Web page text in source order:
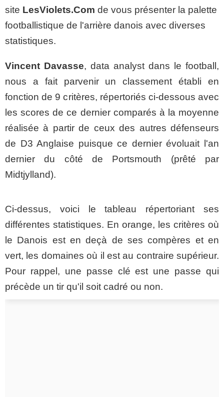
site LesViolets.Com de vous présenter la palette
footballistique de l'arrière danois avec diverses
statistiques.
Vincent Davasse, data analyst dans le football,
nous a fait parvenir un classement établi en
fonction de 9 critères, répertoriés ci-dessous avec
les scores de ce dernier comparés à la moyenne
réalisée à partir de ceux des autres défenseurs
de D3 Anglaise puisque ce dernier évoluait l'an
dernier du côté de Portsmouth (prêté par
Midtjylland).
Ci-dessus, voici le tableau répertoriant ses
différentes statistiques. En orange, les critères où
le Danois est en deçà de ses compères et en
vert, les domaines où il est au contraire supérieur.
Pour rappel, une passe clé est une passe qui
précède un tir qu'il soit cadré ou non.